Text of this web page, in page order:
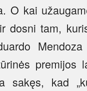
O kai
dosni tam,
Mendoza
premijos
sakęs, kad